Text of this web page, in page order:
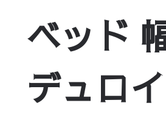
ベッド
デュロ